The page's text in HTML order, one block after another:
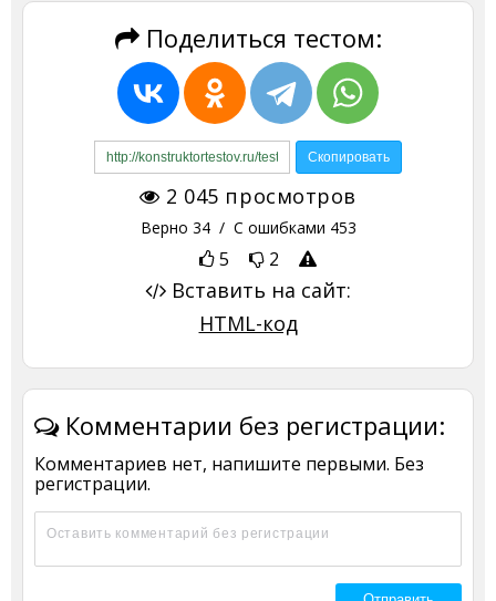
Поделиться тестом:
2 045 просмотров
Верно 34/ С ошибками 453
5 2
Вставить на сайт:
HTML-код
Комментарии без регистрации:
Комментариев нет, напишите первыми. Без
регистрации.